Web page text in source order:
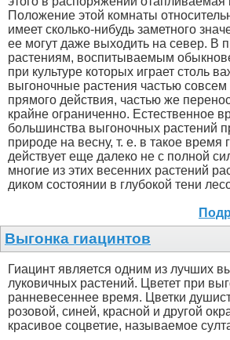
Положение этой комнаты
имеет сколько-нибудь заметного
ее могут даже выходить на север. В
растениям, воспитываемым
при культуре которых играет столь
выгоночные растения частью совсем
прямого действия, частью же
крайне ограниченно. Естественное
большинства выгоночных растений
природе на весну, т. е. в такое время
действует еще далеко не с полной
многие из этих весенних растений
диком состоянии в глубокой тени
Выгонка гиацинтов
Гиацинт является одним из лучших
луковичных растений. Цветет при
ранневесеннее время. Цветки
розовой, синей, красной и другой
красивое соцветие, называемое